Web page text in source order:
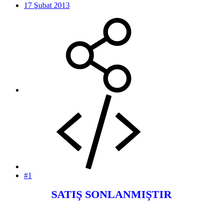
17 Şubat 2013
#1
SATIŞ SONLANMIŞTIR